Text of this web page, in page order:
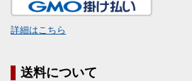
詳細はこちら
送料について